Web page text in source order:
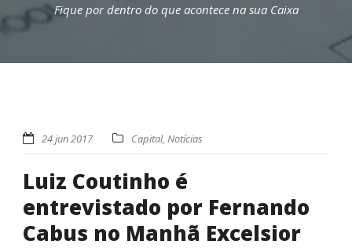
Fique por dentro do que acontece na sua Caixa
24 jun 2017 Capital, Notícias
Luiz Coutinho é
entrevistado por Fernando
Cabus no Manhã Excelsior